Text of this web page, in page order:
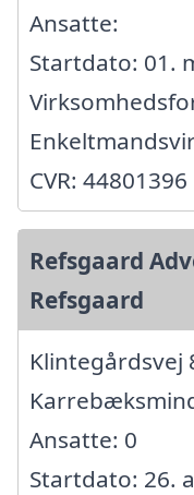
Ansatte:
Startdato: 01.
CVR: 44801396
Refsgaard
Refsgaard
Klintegårdsvej
Ansatte: 0
Startdato: 26.